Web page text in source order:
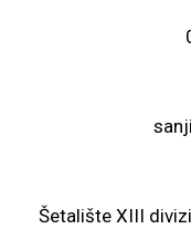
Šetalište XIII